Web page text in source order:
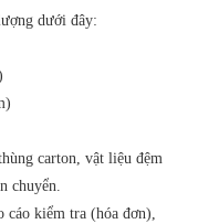
dưới đây:
carton, vật liệu đệm
chuyển.
cáo kiểm tra (hóa đơn),